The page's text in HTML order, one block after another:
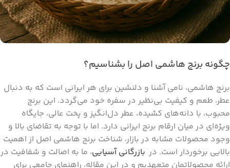
چگونه برنج هاشمی اصل را بشناسیم؟
برنج هاشمی، نامی آشنا و دلنشین برای هر ایرانی است که به دنبال
عطر، طعم و کیفیت بی‌نظیر در سفره خود می‌گردد. این برنج
محبوب، با دانه‌های کشیده، عطر دل‌انگیز و پخت عالی، جایگاه
ویژه‌ای در میان ارقام برنج ایرانی دارد. اما با توجه به تقاضای بالا و
وجود محصولات مشابه در بازار، شناخت برنج هاشمی اصل از اهمیت
بالایی برخوردار است. در بازرگانی آسیایی، ما به اصالت و شفافیت در
ارائه محصولاتمان متعهدیم و در این مقاله، راهنمای جامعی برای